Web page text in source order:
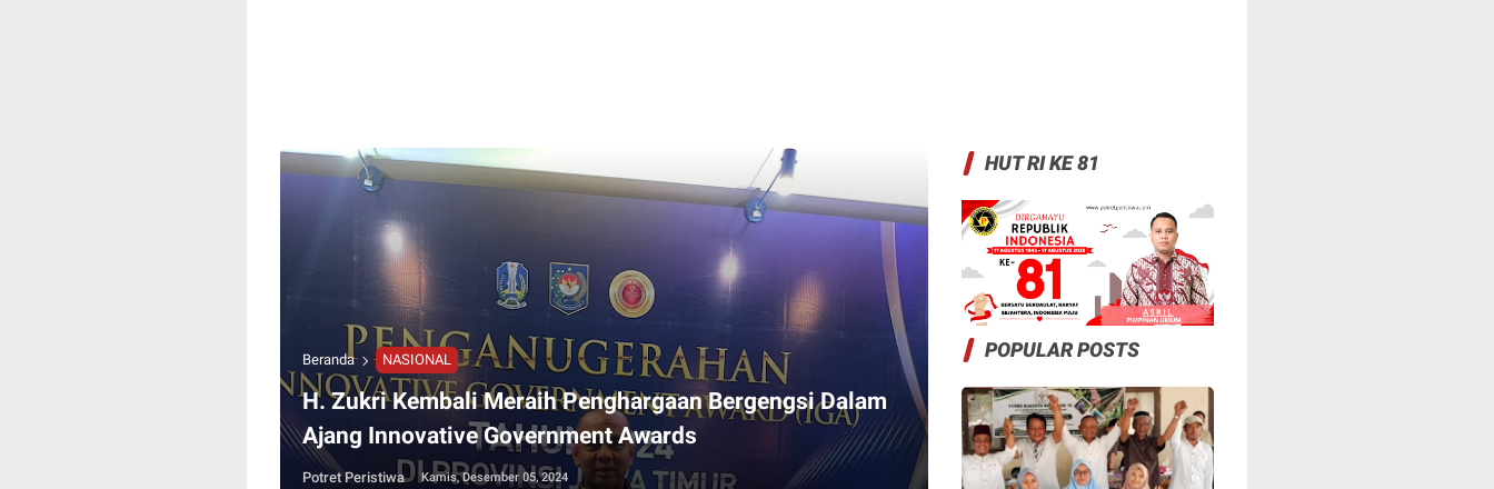
Beranda NASIONAL
H. Zukri Kembali Meraih Penghargaan Bergengsi Dalam
Ajang Innovative Government Awards
Potret Peristiwa Kamis, Desember 05, 2024
HUT RI KE 81
POPULAR POSTS